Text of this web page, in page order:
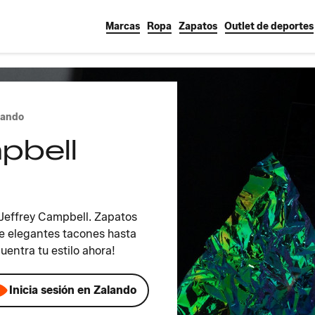
Marcas Ropa Zapatos Outlet de deportes
Campbell. Zapatos
elegantes tacones hasta
tu estilo ahora!
Inicia sesión en Zalando